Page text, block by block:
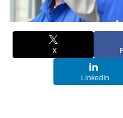
X
LinkedIn